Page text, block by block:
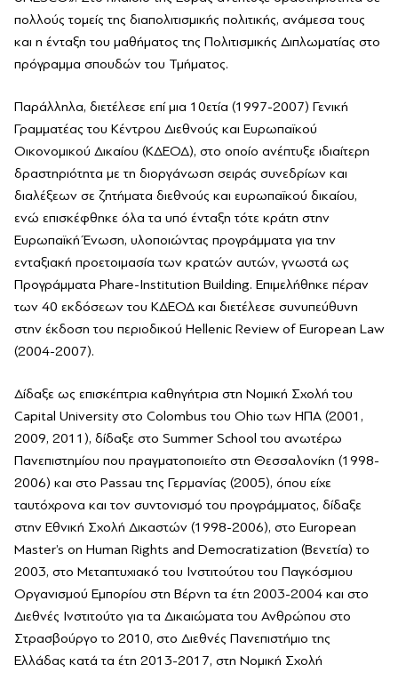
πολλούς τομείς της διαπολιτισμικής πολιτικής, ανάμεσα τους
και η ένταξη του μαθήματος της Πολιτισμικής Διπλωματίας στο
πρόγραμμα σπουδών του Τμήματος.
Παράλληλα, διετέλεσε επί μια 10ετία (1997-2007) Γενική
Γραμματέας του Κέντρου Διεθνούς και Ευρωπαϊκού
Οικονομικού Δικαίου (ΚΔΕΟΔ), στο οποίο ανέπτυξε ιδιαίτερη
δραστηριότητα με τη διοργάνωση σειράς συνεδρίων και
διαλέξεων σε ζητήματα διεθνούς και ευρωπαϊκού δικαίου,
ενώ επισκέφθηκε όλα τα υπό ένταξη τότε κράτη στην
Ευρωπαϊκή Ένωση, υλοποιώντας προγράμματα για την
ενταξιακή προετοιμασία των κρατών αυτών, γνωστά ως
Προγράμματα Phare-Institution Building. Επιμελήθηκε πέραν
των 40 εκδόσεων του ΚΔΕΟΔ και διετέλεσε συνυπεύθυνη
στην έκδοση του περιοδικού Hellenic Review of European Law
(2004-2007).
Δίδαξε ως επισκέπτρια καθηγήτρια στη Νομική Σχολή του
Capital University στο Colombus του Ohio των ΗΠΑ (2001,
2009, 2011), δίδαξε στο Summer School του ανωτέρω
Πανεπιστημίου που πραγματοποιείτο στη Θεσσαλονίκη (1998-
2006) και στο Passau της Γερμανίας (2005), όπου είχε
ταυτόχρονα και τον συντονισμό του προγράμματος, δίδαξε
στην Εθνική Σχολή Δικαστών (1998-2006), στο European
Master’s on Human Rights and Democratization (Βενετία) το
2003, στο Μεταπτυχιακό του Ινστιτούτου του Παγκόσμιου
Οργανισμού Εμπορίου στη Βέρνη τα έτη 2003-2004 και στο
Διεθνές Ινστιτούτο για τα Δικαιώματα του Ανθρώπου στο
Στρασβούργο το 2010, στο Διεθνές Πανεπιστήμιο της
Ελλάδας κατά τα έτη 2013-2017, στη Νομική Σχολή